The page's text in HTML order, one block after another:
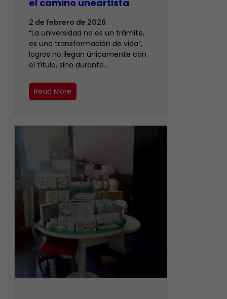
el camino uneartista
2 de febrero de 2026
“La universidad no es un trámite,
es una transformación de vida”,
logros no llegan únicamente con
el título, sino durante…
Read More